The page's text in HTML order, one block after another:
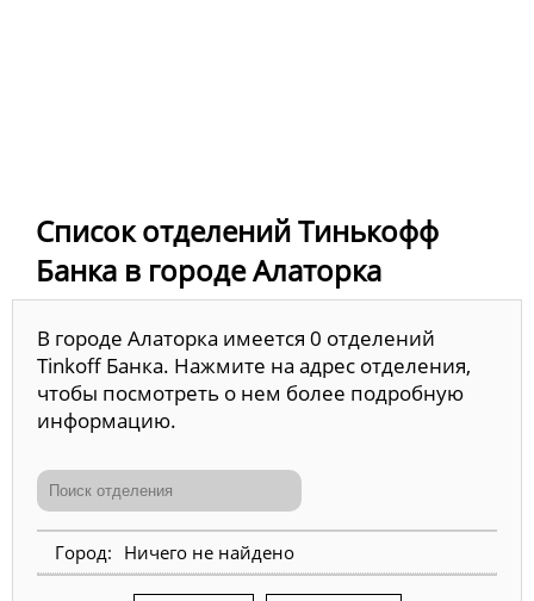
Список отделений Тинькофф
Банка в городе Алаторка
В городе Алаторка имеется 0 отделений
Tinkoff Банка. Нажмите на адрес отделения,
чтобы посмотреть о нем более подробную
информацию.
Ничего не найдено